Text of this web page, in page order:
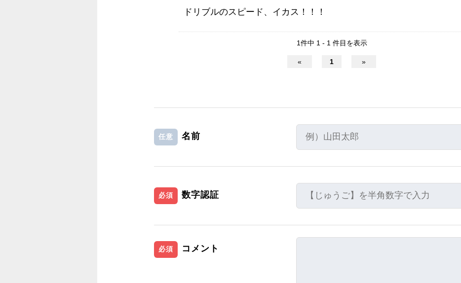
ドリブルのスピード、イカス！！！
1件中 1 - 1 件目を表示
« 1 »
任意 名前
必須 数字認証
必須 コメント